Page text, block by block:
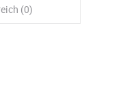
(0)